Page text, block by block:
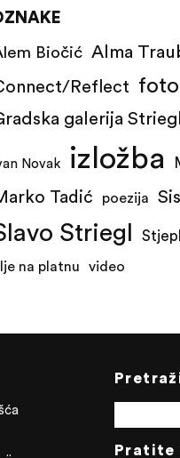
Biočić Alma
Reflect
galerija Striegl
Novak izložba
Tadić poezija
Striegl
na platnu video
Pratite